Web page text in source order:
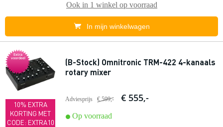
Ook in 1 winkel op voorraad
In mijn winkelwagen
Extra
voordeel
10% EXTRA
KORTING MET
CODE: EXTRA10
(B-Stock) Omnitronic TRM-422 4-kanaals
rotary mixer
Adviesprijs € 599,- € 555,-
Op voorraad